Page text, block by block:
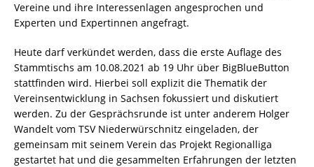
Vereine und ihre Interessenlagen angesprochen und
Experten und Expertinnen angefragt.
Heute darf verkündet werden, dass die erste Auflage des
Stammtischs am 10.08.2021 ab 19 Uhr über BigBlueButton
stattfinden wird. Hierbei soll explizit die Thematik der
Vereinsentwicklung in Sachsen fokussiert und diskutiert
werden. Zu der Gesprächsrunde ist unter anderem Holger
Wandelt vom TSV Niederwürschnitz eingeladen, der
gemeinsam mit seinem Verein das Projekt Regionalliga
gestartet hat und die gesammelten Erfahrungen der letzten